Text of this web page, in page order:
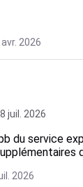
2026
juil. 2026
du service
2026